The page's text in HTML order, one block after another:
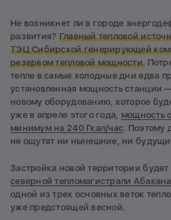
Не возникнет ли в городе
развития? Главный тепловой
ТЭЦ Сибирской генерирующей
резервом тепловой мощности.
тепле в самые холодные дни едва
установленная мощность станции
новому оборудованию, которое
уже в апреле этого года, мощность
минимум на 240 Гкал/час. Поэтому
не ощутят ни нынешние, ни
Застройка новой территории будет
северной тепломагистрали Абакана
одной из трех основных веток
уже предстоящей весной.